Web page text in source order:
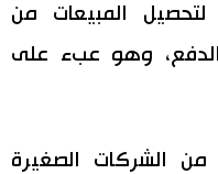
المبيعات من
وهو عبء على
من الشركات الصغيرة